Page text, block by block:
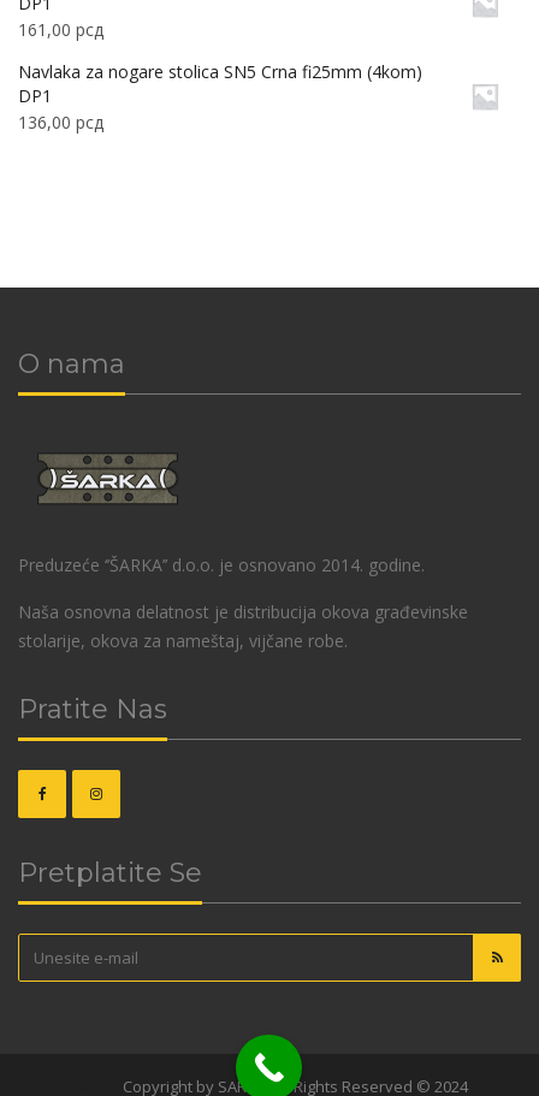
161,00 рсд
Navlaka za nogare stolica SN5 Crna fi25mm (4kom)
DP1
136,00 рсд
O nama
Preduzeće ‘’ŠARKA’’ d.o.o. je osnovano 2014. godine.
Naša osnovna delatnost je distribucija okova građevinske
stolarije, okova za nameštaj, vijčane robe.
Pratite Nas
Pretplatite Se
Copyright by SARKA. All Rights Reserved © 2024